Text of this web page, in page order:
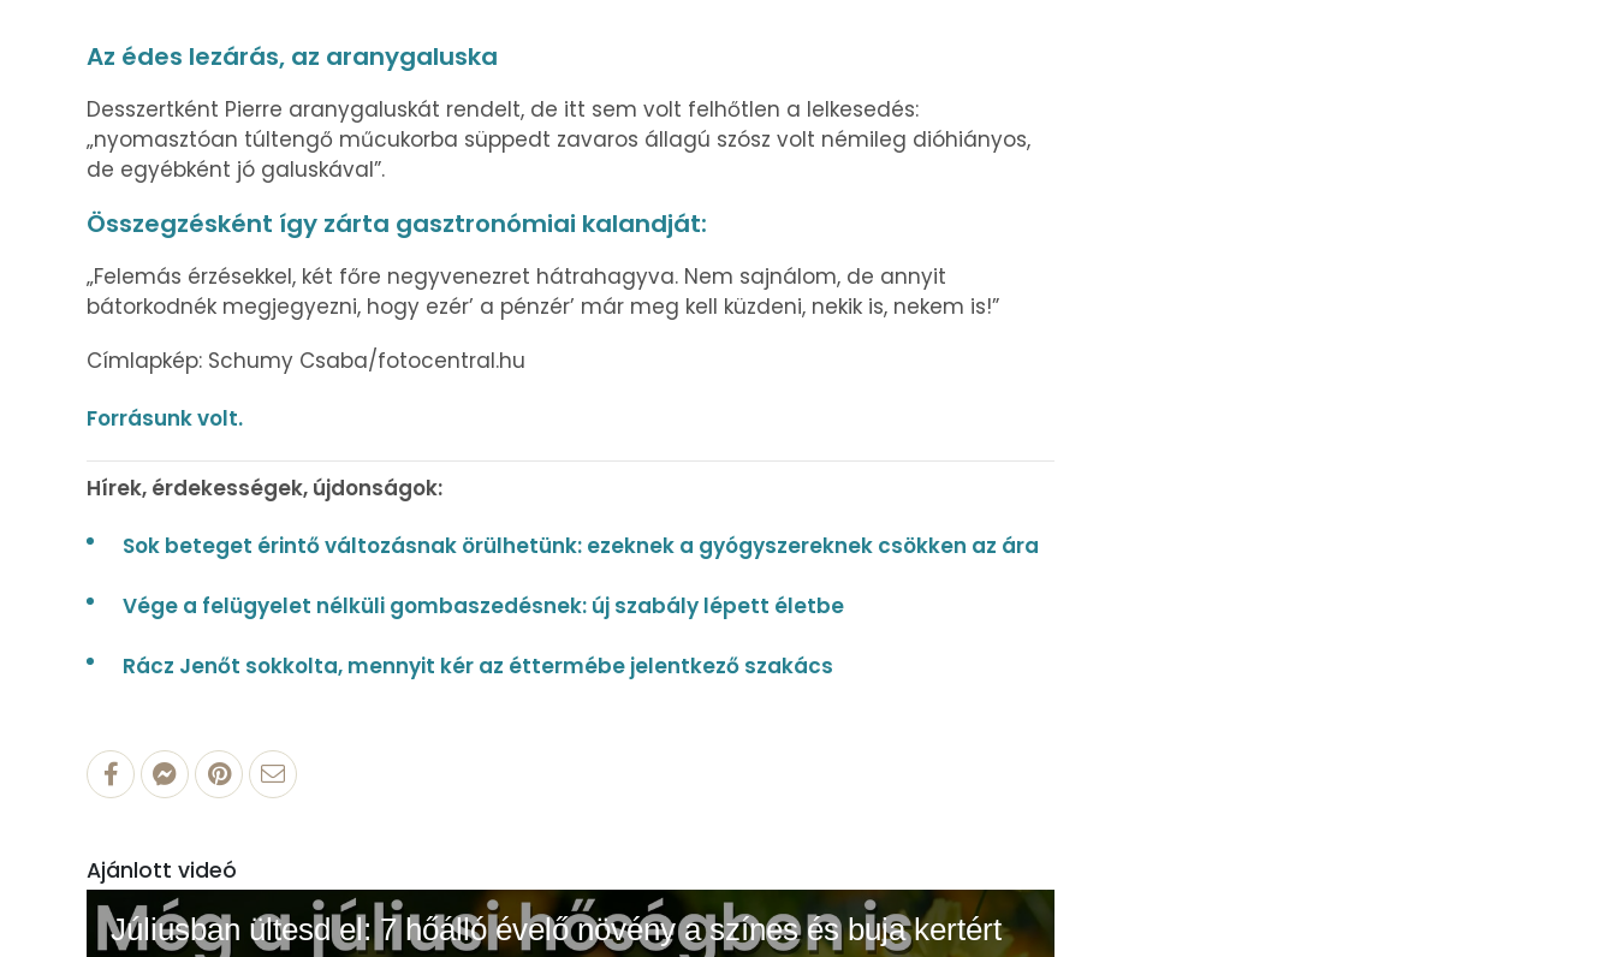
Az édes lezárás, az aranygaluska
Desszertként Pierre aranygaluskát rendelt, de itt sem volt felhőtlen a lelkesedés:
„nyomasztóan túltengő műcukorba süppedt zavaros állagú szósz volt némileg dióhiányos,
de egyébként jó galuskával”.
Összegzésként így zárta gasztronómiai kalandját:
„Felemás érzésekkel, két főre negyvenezret hátrahagyva. Nem sajnálom, de annyit
bátorkodnék megjegyezni, hogy ezér’ a pénzér’ már meg kell küzdeni, nekik is, nekem is!”
Címlapkép: Schumy Csaba/fotocentral.hu
Forrásunk volt.
Hírek, érdekességek, újdonságok:
Sok beteget érintő változásnak örülhetünk: ezeknek a gyógyszereknek csökken az ára
Vége a felügyelet nélküli gombaszedésnek: új szabály lépett életbe
Rácz Jenőt sokkolta, mennyit kér az éttermébe jelentkező szakács
Ajánlott videó
Júliusban ültesd el: 7 hőálló évelő növény a színes és buja kertért